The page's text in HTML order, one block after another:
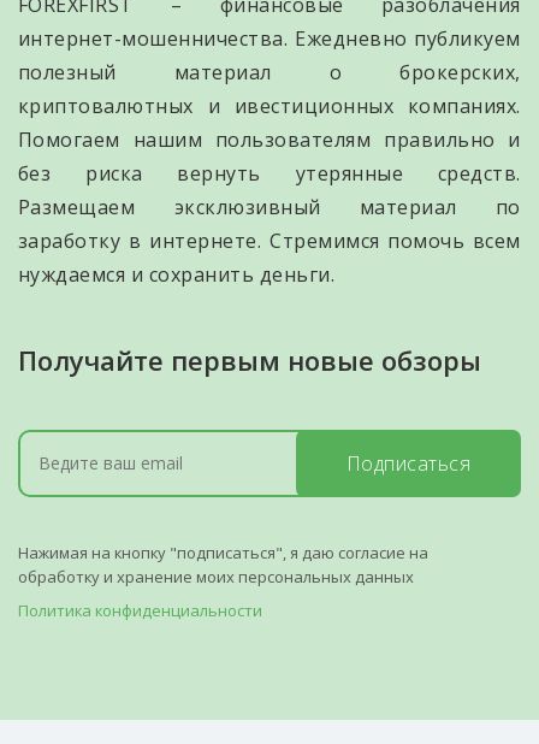
интернет-мошенничества. Ежедневно публикуем
полезный материал о брокерских,
криптовалютных и ивестиционных компаниях.
Помогаем нашим пользователям правильно и
без риска вернуть утерянные средств.
Размещаем эксклюзивный материал по
заработку в интернете. Стремимся помочь всем
нуждаемся и сохранить деньги.
Получайте первым новые обзоры
Подписаться
Нажимая на кнопку "подписаться", я даю согласие на
обработку и хранение моих персональных данных
Политика конфиденциальности